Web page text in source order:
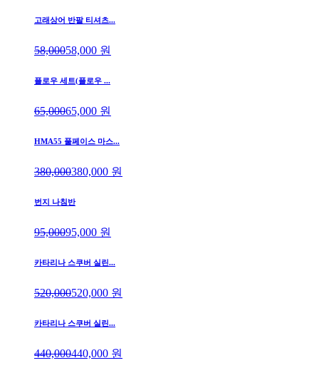
고래상어 반팔 티셔츠...
58,00058,000 원
플로우 세트(플로우 ...
65,00065,000 원
HMA55 풀페이스 마스...
380,000380,000 원
번지 나침반
95,00095,000 원
카타리나 스쿠버 실린...
520,000520,000 원
카타리나 스쿠버 실린...
440,000440,000 원